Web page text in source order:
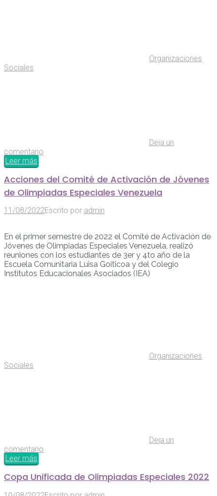
Organizaciones
Sociales
Deja un
comentario
Leer más
Acciones del Comité de Activación de Jóvenes
de Olimpiadas Especiales Venezuela
11/08/2022Escrito por admin
En el primer semestre de 2022 el Comité de Activación de
Jóvenes de Olimpiadas Especiales Venezuela, realizó
reuniones con los estudiantes de 3er y 4to año de la
Escuela Comunitaria Luisa Goiticoa y del Colegio
Institutos Educacionales Asociados (IEA)
Organizaciones
Sociales
Deja un
comentario
Leer más
Copa Unificada de Olimpiadas Especiales 2022